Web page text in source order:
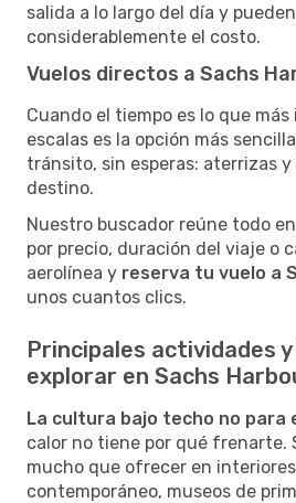
salida a lo largo del día y
considerablemente el costo.
Vuelos directos a Sachs
Cuando el tiempo es lo que
escalas es la opción más
tránsito, sin esperas: aterrizas
destino.
Nuestro buscador reúne todo
por precio, duración del viaje o
aerolínea y reserva tu vuelo a
unos cuantos clics.
Principales actividades
explorar en Sachs
La cultura bajo techo no para
calor no tiene por qué frenarte.
mucho que ofrecer en
contemporáneo, museos de